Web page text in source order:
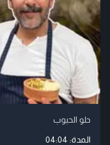
حلو الحبوب
المدة: 04:04